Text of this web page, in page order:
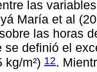
las
María et al
las horas
se definió el
kg/m²) 12.